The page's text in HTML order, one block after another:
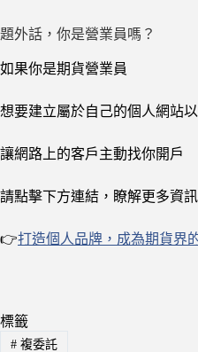
題外話，你是營業員嗎？
如果你是期貨營業員
想要建立屬於自己的個人網站
讓網路上的客戶主動找你開戶
請點擊下方連結，瞭解更多資訊
👉打造個人品牌，成為期貨界
標籤
#複委託